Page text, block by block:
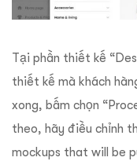
Tại phần thiết kế
thiết kế mà khách
xong, bấm chọn
theo, hãy điều chỉnh
mockups that will be